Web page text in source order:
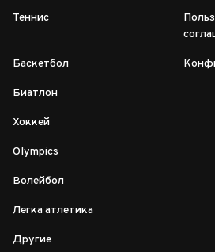
Теннис
Баскетбол
Биатлон
Хоккей
Olympics
Волейбол
Легка атлетика
Другие